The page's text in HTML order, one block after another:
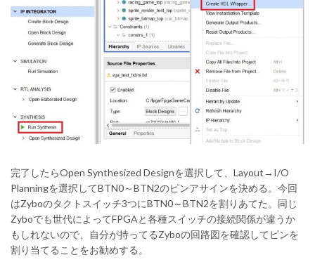
完了したらOpen Synthesized Designを選択して、Layout→I/O
Planningを選択してBTN0～BTN2のピンアサインを決める。今回
はZyboのタクトスイッチ3つにBTN0～BTN2を割りあてた。同じ
Zyboでも世代によってFPGAと各種スイッチの接続関係が違うか
もしれないので、自分が持ってるZyboの回路図を確認してピンを
割り当てることをお勧めする。